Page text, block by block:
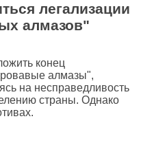
легализации
алмазов"
конец
алмазы",
на несправедливость
страны. Однако